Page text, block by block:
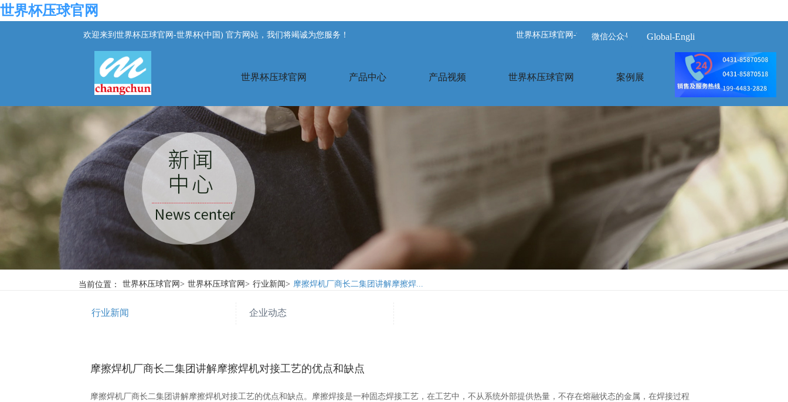
世界杯压球官网
欢迎来到世界杯压球官网-世界杯(中国) 官方网站，我们将竭诚为您服务！ 世界杯压球官网-世界杯(中国)
微信公众号 Global-English
世界杯压球官网 产品中心 产品视频 世界杯压球官网 案例展示 荣誉资质
当前位置： 世界杯压球官网> 世界杯压球官网> 行业新闻> 摩擦焊机厂商长二集团讲解摩擦焊...
行业新闻 企业动态
摩擦焊机厂商长二集团讲解摩擦焊机对接工艺的优点和缺点
摩擦焊机厂商长二集团讲解摩擦焊机对接工艺的优点和缺点。摩擦焊接是一种固态焊接工艺，在工艺中，不从系统外部提供热量，不存在熔融状态的金属，在焊接过程